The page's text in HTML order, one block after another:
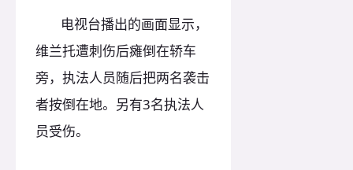
电视台播出的画面显示，
维兰托遭刺伤后瘫倒在轿车
旁，执法人员随后把两名袭击
者按倒在地。另有3名执法人
员受伤。